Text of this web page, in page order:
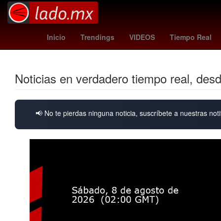
Inicio Trendings VIDEOS Tiempo Real
pachuca vs Star Wars whitecaps - juárez
Noticias en verdadero tiempo real,
📢 No te pierdas ninguna noticia, suscríbete a nuestras